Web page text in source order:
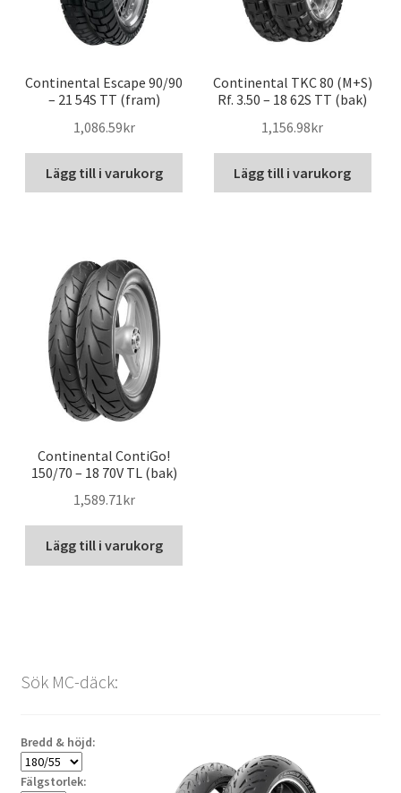
Continental Escape 90/90
– 21 54S TT (fram)
1,086.59kr
Lägg till i varukorg
Continental TKC 80 (M+S)
Rf. 3.50 – 18 62S TT (bak)
1,156.98kr
Lägg till i varukorg
Continental ContiGo!
150/70 – 18 70V TL (bak)
1,589.71kr
Lägg till i varukorg
Sök MC-däck:
Bredd & höjd:
Fälgstorlek: